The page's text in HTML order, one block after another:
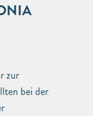
zur
bei der